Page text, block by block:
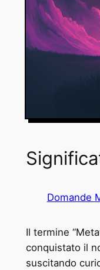
Domande
Il termine
conquistato il
suscitando